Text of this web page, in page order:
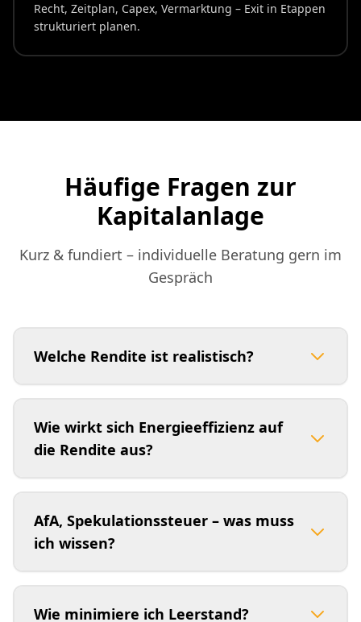
Recht, Zeitplan, Capex, Vermarktung – Exit in Etappen
strukturiert planen.
Häufige Fragen zur
Kapitalanlage
Kurz & fundiert – individuelle Beratung gern im
Gespräch
Welche Rendite ist realistisch?
Abhängig von Lage,Objektzustand, Energie
Sensitivitäten – Ziel ist ein tragfähiger Cashflow.
Wie wirkt sich Energieeffizienz auf
die Rendite aus?
Bessere Effizienz senkt Nebenkosten und
sollten in Paketen mit hoher €-Wirkung
priorisiert werden.
AfA, Spekulationssteuer – was muss
ich wissen?
AfA kann Erträge mindern; Haltedauer
Wie minimiere ich Leerstand?